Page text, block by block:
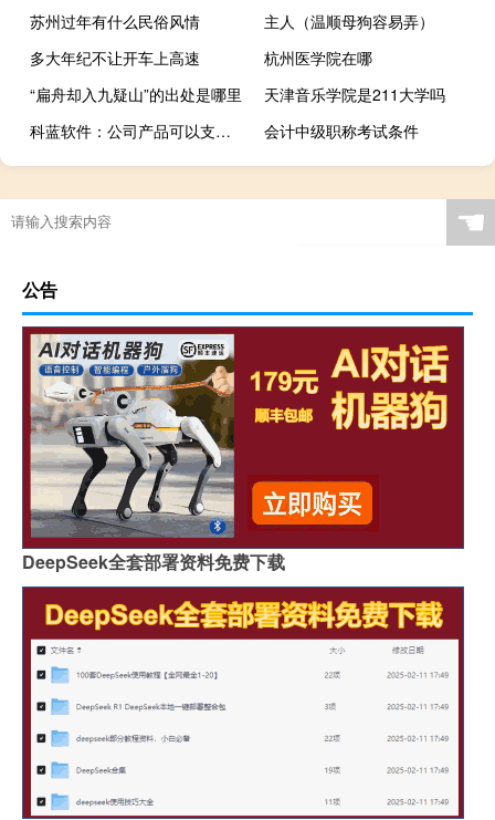
苏州过年有什么民俗风情
主人（温顺母狗容易弄）
多大年纪不让开车上高速
杭州医学院在哪
“扁舟却入九疑山”的出处是哪里
天津音乐学院是211大学吗
科蓝软件：公司产品可以支持基于卫星通信网的支付
会计中级职称考试条件
☚
公告
DeepSeek全套部署资料免费下载